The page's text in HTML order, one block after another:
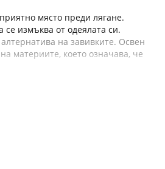
място преди лягане.
измъква от одеялата си.
на завивките. Освен
материите, което означава, че